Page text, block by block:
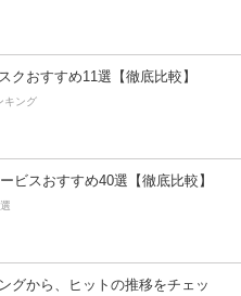
クおすすめ11選【徹底比較】
キング
ビスおすすめ40選【徹底比較】
グから、ヒットの推移をチェッ